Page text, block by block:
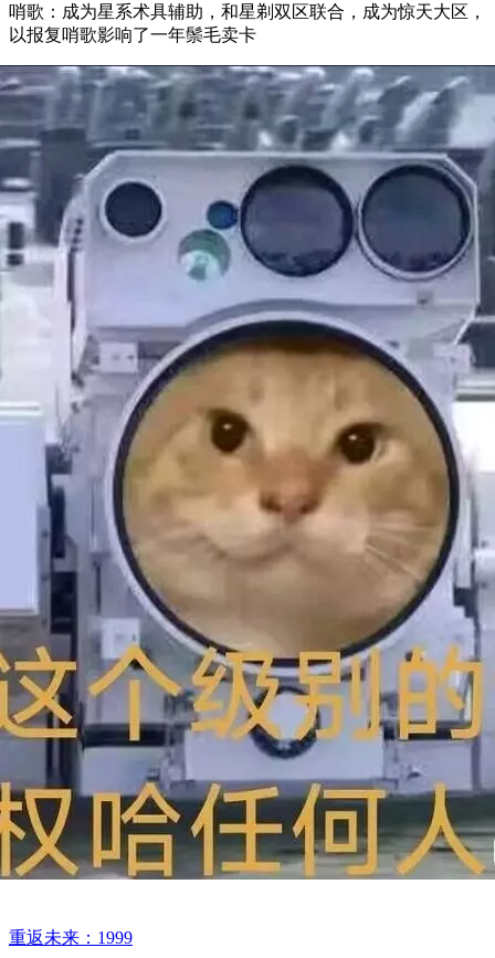
哨歌：成为星系术具辅助，和星剃双区联合，成为惊天大区，
以报复哨歌影响了一年鬃毛卖卡
重返未来：1999